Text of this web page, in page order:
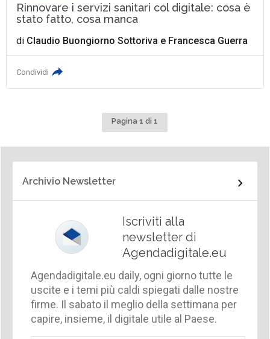
Rinnovare i servizi sanitari col digitale: cosa è
stato fatto, cosa manca
di Claudio Buongiorno Sottoriva e Francesca Guerra
Condividi
Pagina 1 di 1
Archivio Newsletter
Iscriviti alla
newsletter di
Agendadigitale.eu
Agendadigitale.eu daily, ogni giorno tutte le
uscite e i temi più caldi spiegati dalle nostre
firme. Il sabato il meglio della settimana per
capire, insieme, il digitale utile al Paese.